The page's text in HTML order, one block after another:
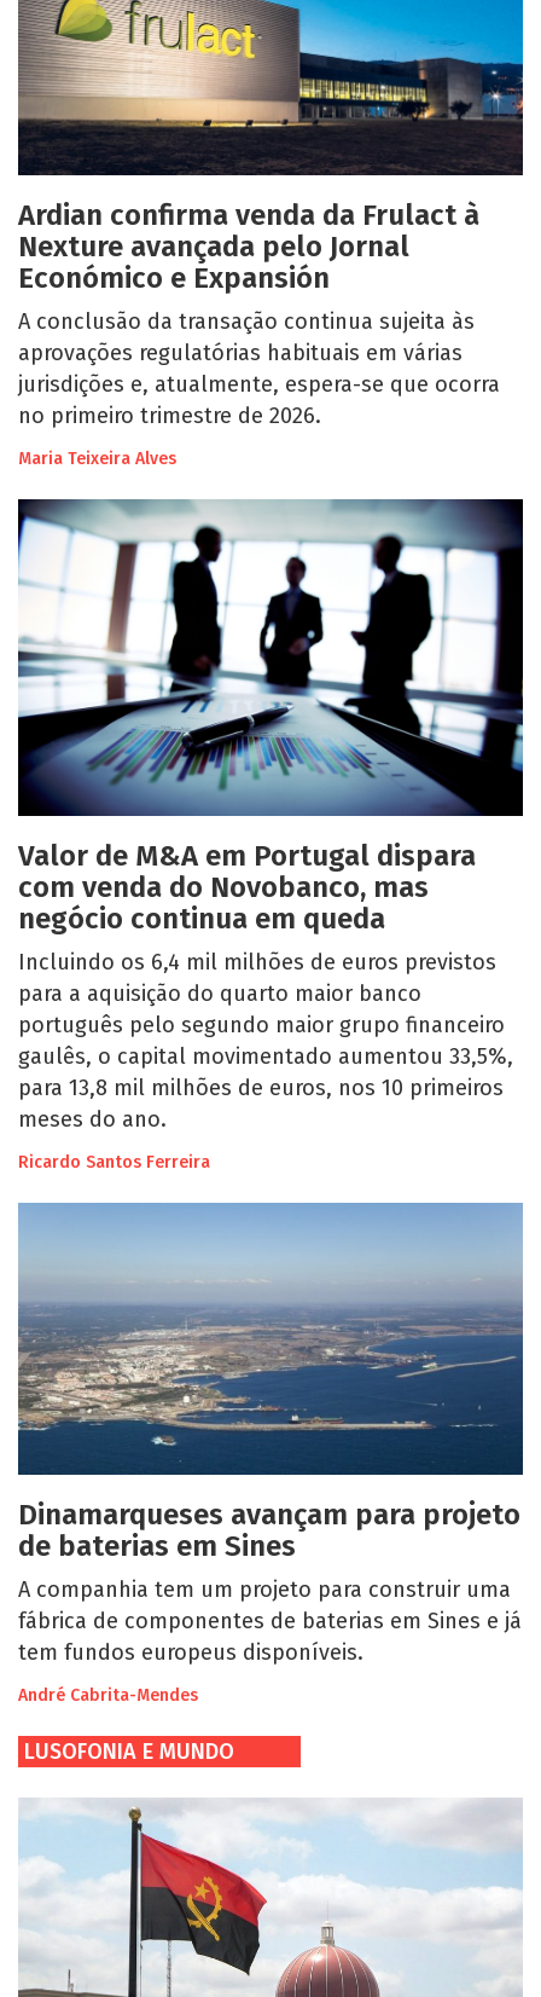
Ardian confirma venda da Frulact à
Nexture avançada pelo Jornal
Económico e Expansión
A conclusão da transação continua sujeita às
aprovações regulatórias habituais em várias
jurisdições e, atualmente, espera-se que ocorra
no primeiro trimestre de 2026.
Maria Teixeira Alves
Valor de M&A em Portugal dispara
com venda do Novobanco, mas
negócio continua em queda
Incluindo os 6,4 mil milhões de euros previstos
para a aquisição do quarto maior banco
português pelo segundo maior grupo financeiro
gaulês, o capital movimentado aumentou 33,5%,
para 13,8 mil milhões de euros, nos 10 primeiros
meses do ano.
Ricardo Santos Ferreira
Dinamarqueses avançam para projeto
de baterias em Sines
A companhia tem um projeto para construir uma
fábrica de componentes de baterias em Sines e já
tem fundos europeus disponíveis.
André Cabrita-Mendes
LUSOFONIA E MUNDO